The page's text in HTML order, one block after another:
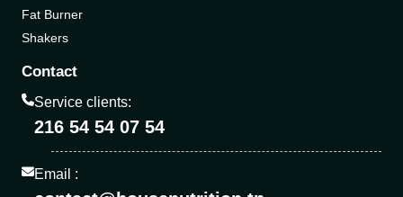
Fat Burner
Shakers
Contact
Service clients:
216 54 54 07 54
Email :